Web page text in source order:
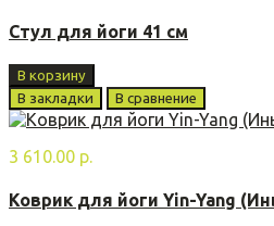
Стул для йоги 41 см
В корзину
В закладки
В сравнение
3 610.00 р.
Коврик для йоги Yin-Yang